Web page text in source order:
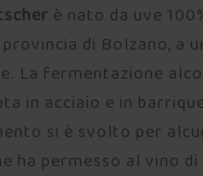
è nato da uve
di Bolzano, a
La fermentazione
in acciaio e in
si è svolto per
ha permesso al vino